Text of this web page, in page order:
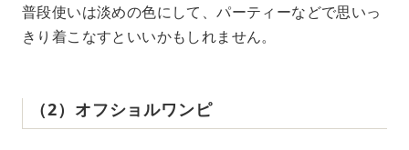
普段使いは淡めの色にして、パーティーなどで思いっ
きり着こなすといいかもしれません。
（2）オフショルワンピ